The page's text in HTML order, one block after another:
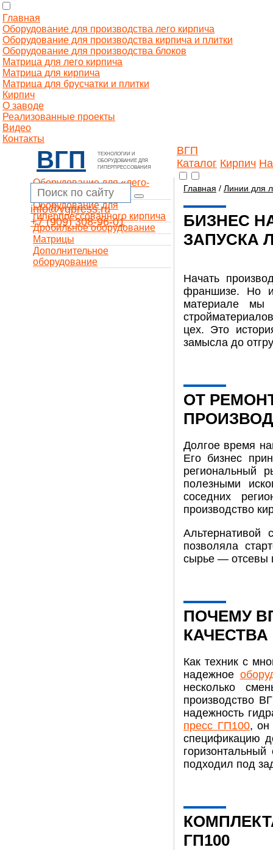
Главная
Оборудование для производства лего кирпича
Оборудование для производства кирпича и плитки
Оборудование для производства блоков
Матрица для лего кирпича
Матрица для кирпича
Матрица для брусчатки и плитки
Кирпич
О заводе
Реализованные проекты
Видео
Контакты
ВГП
ТЕХНОЛОГИИ И
ОБОРУДОВАНИЕ ДЛЯ
ГИПЕРПРЕССОВАНИЯ
ВГП
Каталог Кирпич
info@vgpress.ru
+7 (909) 308-96-01
Оборудование для «лего-
кирпича»
Оборудование для
гиперпрессованного кирпича
Дробильное оборудование
Матрицы
Дополнительное
оборудование
Главная / Линии для
БИЗНЕС
ЗАПУСКА
Начать
франшизе. Но и
материале мы
цех. Это
замысла до
ОТ
Долгое время
Его бизнес
региональный
полезными
соседних
производство
Альтернативой
позволяла
сырье — отсевы
ПОЧЕМУ
Как техник с
надежное
несколько
производство
надежность
пресс ГП100, он
спецификацию
подходил под
ГП100